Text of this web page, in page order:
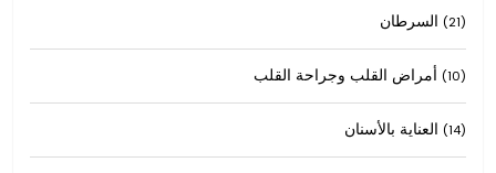
(21)
(10)
(14)